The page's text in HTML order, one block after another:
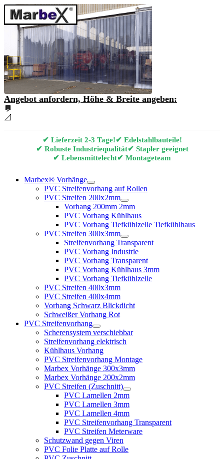
Angebot anfordern, Höhe & Breite angeben:
💬
📐
✔ Lieferzeit 2-3 Tage!✔ Edelstahlbauteile!
✔ Robuste Industriequalität✔ Stapler geeignet
✔ Lebensmittelecht✔ Montageteam
Marbex® Vorhänge
PVC Streifenvorhang auf Rollen
PVC Streifen 200x2mm
Vorhang 200mm 2mm
PVC Vorhang Kühlhaus
PVC Vorhang Tiefkühlzelle Tiefkühlhaus
PVC Streifen 300x3mm
Streifenvorhang Transparent
PVC Vorhang Industrie
PVC Vorhang Transparent
PVC Vorhang Kühlhaus 3mm
PVC Vorhang Tiefkühlzelle
PVC Streifen 400x3mm
PVC Streifen 400x4mm
Vorhang Schwarz Blickdicht
Schweißer Vorhang Rot
PVC Streifenvorhang
Scherensystem verschiebbar
Streifenvorhang elektrisch
Kühlhaus Vorhang
PVC Streifenvorhang Montage
Marbex Vorhänge 300x3mm
Marbex Vorhänge 200x2mm
PVC Streifen (Zuschnitt)
PVC Lamellen 2mm
PVC Lamellen 3mm
PVC Lamellen 4mm
PVC Streifenvorhang Transparent
PVC Streifen Meterware
Schutzwand gegen Viren
PVC Folie Platte auf Rolle